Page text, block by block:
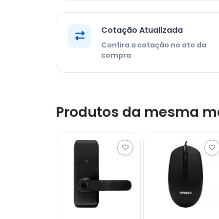
Cotação Atualizada
Confira a cotação no ato da
compra
Produtos da mesma